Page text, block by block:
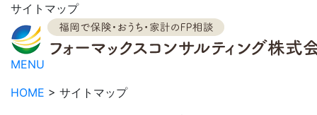
サイトマップ
MENU
HOME > サイトマップ